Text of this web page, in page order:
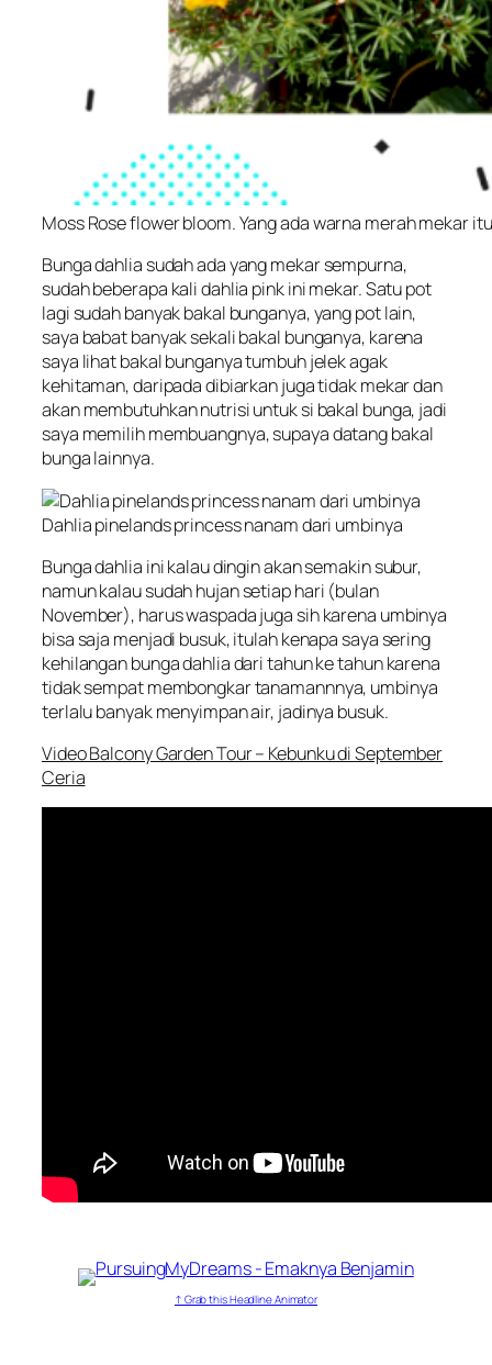
Moss Rose flower bloom. Yang ada warna merah mekar
Bunga dahlia sudah ada yang mekar sempurna,
sudah beberapa kali dahlia pink ini mekar. Satu pot
lagi sudah banyak bakal bunganya, yang pot lain,
saya babat banyak sekali bakal bunganya, karena
saya lihat bakal bunganya tumbuh jelek agak
kehitaman, daripada dibiarkan juga tidak mekar dan
akan membutuhkan nutrisi untuk si bakal bunga, jadi
saya memilih membuangnya, supaya datang bakal
bunga lainnya.
Dahlia pinelands princess nanam dari umbinya
Bunga dahlia ini kalau dingin akan semakin subur,
namun kalau sudah hujan setiap hari (bulan
November), harus waspada juga sih karena umbinya
bisa saja menjadi busuk, itulah kenapa saya sering
kehilangan bunga dahlia dari tahun ke tahun karena
tidak sempat membongkar tanamannnya, umbinya
terlalu banyak menyimpan air, jadinya busuk.
Video Balcony Garden Tour – Kebunku di September
Ceria
↑ Grab this Headline Animator